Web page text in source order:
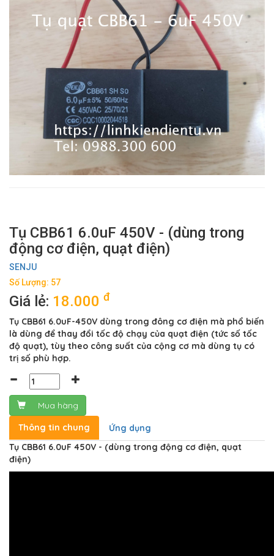
Tụ CBB61 6.0uF 450V - (dùng trong
động cơ điện, quạt điện)
SENJU
Số Lượng: 57
Giá lẻ: 18.000 đ
Tụ CBB61 6.0uF-450V dùng trong đông cơ điện mà phổ biến
là dùng để thay đổi tốc độ chạy của quạt điện (tức số tốc
độ quạt), tùy theo công suất của cộng cơ mà dùng tụ có
trị số phù hợp.
Mua hàng
Thông tin chung
Ứng dụng
Tụ CBB61 6.0uF 450V - (dùng trong động cơ điện, quạt
điện)